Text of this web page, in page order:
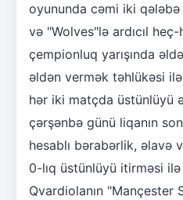
oyununda cəmi iki
və "Wolves"lə ardıcıl
çempionluq yarışında
əldən vermək təhlükəsi
hər iki matçda üstünlüyü
çərşənbə günü liqanın
hesablı bərabərlik,
0-lıq üstünlüyü itirməsi
Qvardiolanın "Mançester